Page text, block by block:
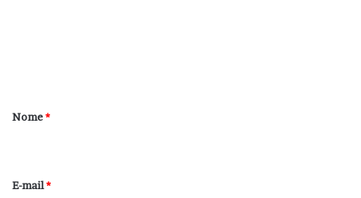
r
*
Nome*
E-mail*